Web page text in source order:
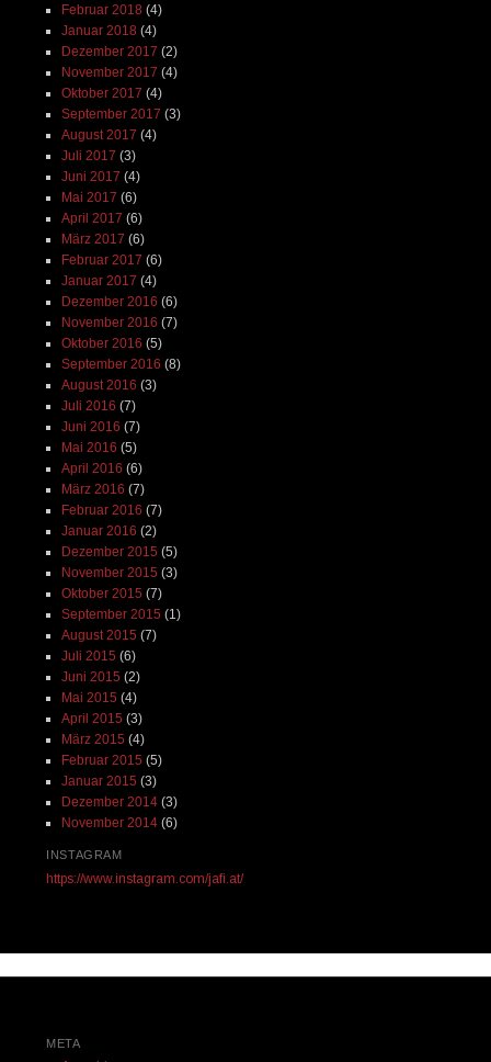
Februar 2018 (4)
Januar 2018 (4)
Dezember 2017 (2)
November 2017 (4)
Oktober 2017 (4)
September 2017 (3)
August 2017 (4)
Juli 2017 (3)
Juni 2017 (4)
Mai 2017 (6)
April 2017 (6)
März 2017 (6)
Februar 2017 (6)
Januar 2017 (4)
Dezember 2016 (6)
November 2016 (7)
Oktober 2016 (5)
September 2016 (8)
August 2016 (3)
Juli 2016 (7)
Juni 2016 (7)
Mai 2016 (5)
April 2016 (6)
März 2016 (7)
Februar 2016 (7)
Januar 2016 (2)
Dezember 2015 (5)
November 2015 (3)
Oktober 2015 (7)
September 2015 (1)
August 2015 (7)
Juli 2015 (6)
Juni 2015 (2)
Mai 2015 (4)
April 2015 (3)
März 2015 (4)
Februar 2015 (5)
Januar 2015 (3)
Dezember 2014(3)
November 2014(6)
INSTAGRAM
https://www.instagram.com/jafi.at/
META